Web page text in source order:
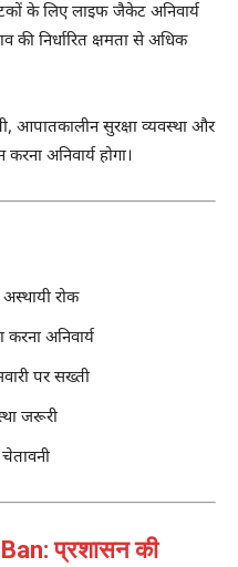
के लिए लाइफ जैकेट अनिवार्य
की निर्धारित क्षमता से अधिक
आपातकालीन सुरक्षा व्यवस्था और
अनिवार्य होगा।
रोक
अनिवार्य
पर सख्ती
जरूरी
प्रशासन की